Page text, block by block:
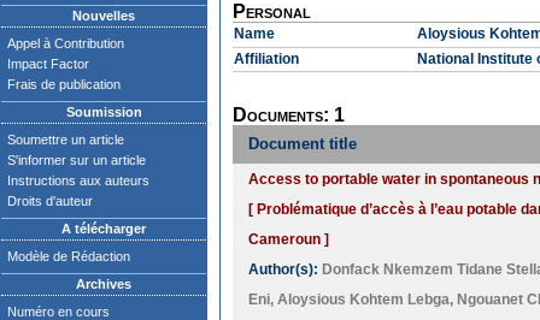
Nouvelles
Appel à Contribution
Impact Factor
Frais de publication
Soumission
Soumettre un article
S'informer sur un article
Instructions aux auteurs
Droits d'auteur
A télécharger
Modèle de Rédaction
Archives
Numéro en cours
Personal
Name
Aloysious
Affiliation
National Institute
Documents: 1
Document title
Access to portable water in spontaneous
[ Problématique d’accès à l’eau potable
Cameroun ]
Author(s): Donfack Nkemzem Tidane
Eni, Aloysious Kohtem Lebga, Ngouanet